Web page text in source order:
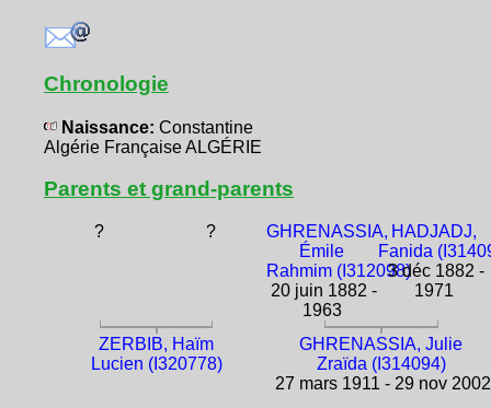
Chronologie
Naissance: Constantine
Algérie Française ALGÉRIE
Parents et grand-parents
? ?
GHRENASSIA,
Émile
Rahmim (I312098)
20 juin 1882 -
1963
HADJADJ,
Fanida
3 déc 1882 -
1971
ZERBIB, Haïm
Lucien (I320778)
GHRENASSIA, Julie
Zraïda (I314094)
27 mars 1911 - 29 nov 2002